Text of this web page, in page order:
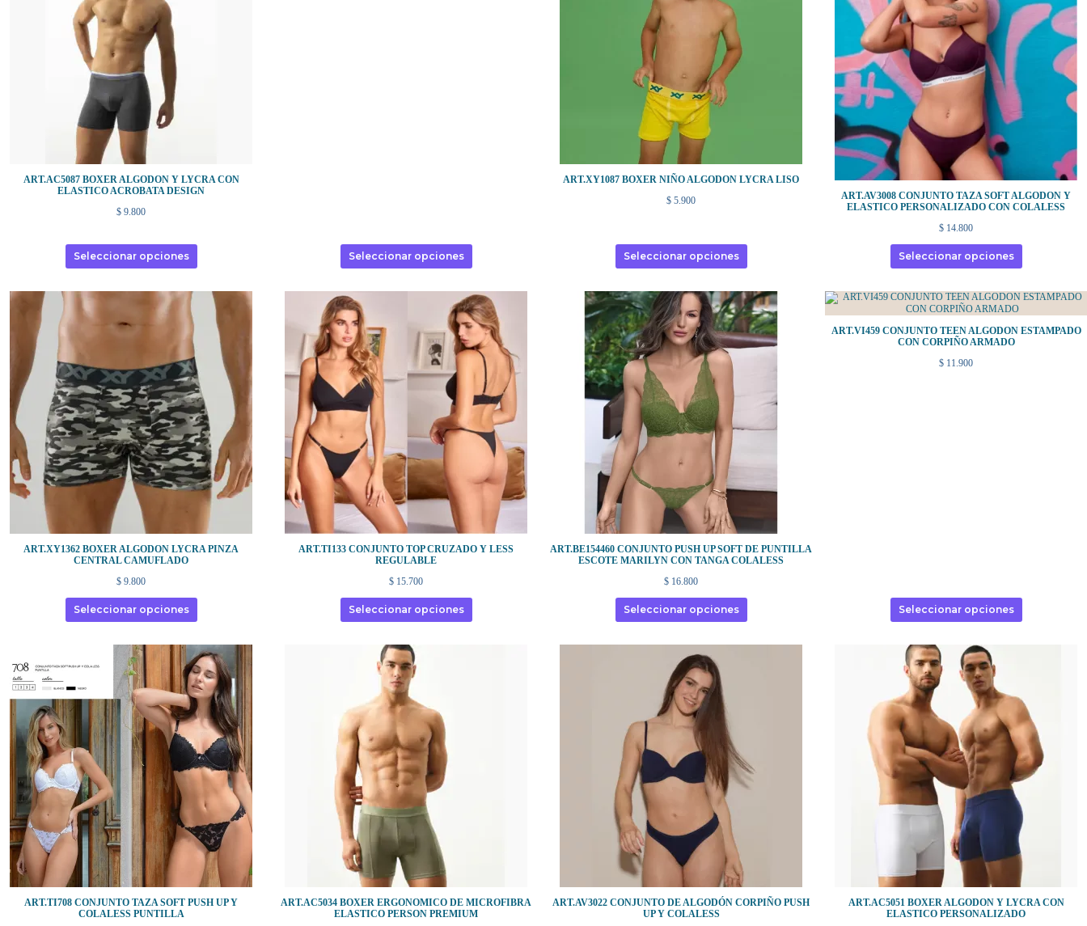
ART.AC5087 BOXER ALGODON Y LYCRA CON
ELASTICO ACROBATA DESIGN
$ 9.800
Seleccionar opciones Seleccionar opciones
ART.XY1087 BOXER NIÑO ALGODON LYCRA LISO
$ 5.900
Seleccionar opciones
ART.AV3008 CONJUNTO TAZA SOFT ALGODON Y
ELASTICO PERSONALIZADO CON COLALESS
$ 14.800
Seleccionar opciones
ART.XY1362 BOXER ALGODON LYCRA PINZA
CENTRAL CAMUFLADO
$ 9.800
Seleccionar opciones
ART.TI133 CONJUNTO TOP CRUZADO Y LESS
REGULABLE
$ 15.700
Seleccionar opciones
ART.BE154460 CONJUNTO PUSH UP SOFT DE PUNTILLA
ESCOTE MARILYN CON TANGA COLALESS
$ 16.800
Seleccionar opciones
ART.VI459 CONJUNTO TEEN ALGODON ESTAMPADO
CON CORPIÑO ARMADO
$ 11.900
Seleccionar opciones
ART.TI708 CONJUNTO TAZA SOFT PUSH UP Y
COLALESS PUNTILLA
ART.AC5034 BOXER ERGONOMICO DE MICROFIBRA
ELASTICO PERSON PREMIUM
ART.AV3022 CONJUNTO DE ALGODÓN CORPIÑO PUSH
UP Y COLALESS
ART.AC5051 BOXER ALGODON Y LYCRA CON
ELASTICO PERSONALIZADO